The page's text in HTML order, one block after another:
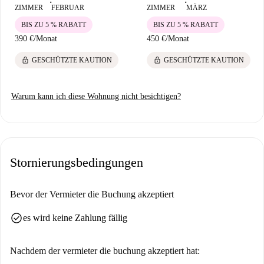
Restaurant El Gato Azul zu schätzen wissen. Darüber hinaus sind
berühmte Sehenswürdigkeiten wie der Antiguo Cementerio de la Iglesia
de San Sebastián und die Glorieta de los Hermanos Machado bequem zu
Fuß erreichbar und bereichern den Alltag mit kulturellen Highlights.
ZIMMER
■
FEBRUAR
390 €/Monat
BIS ZU 5 % RABATT
lock GESCHÜTZTE KAUTION
ZIMMER
■
MÄRZ
450 €/Monat
BIS ZU 5 % RABATT
lock GESCHÜTZTE KAUTION
Warum kann ich diese Wohnung nicht besichtigen?
Stornierungsbedingungen
Bevor der Vermieter die Buchung akzeptiert
check_circlees wird keine Zahlung fällig
Nachdem der vermieter die buchung akzeptiert hat: